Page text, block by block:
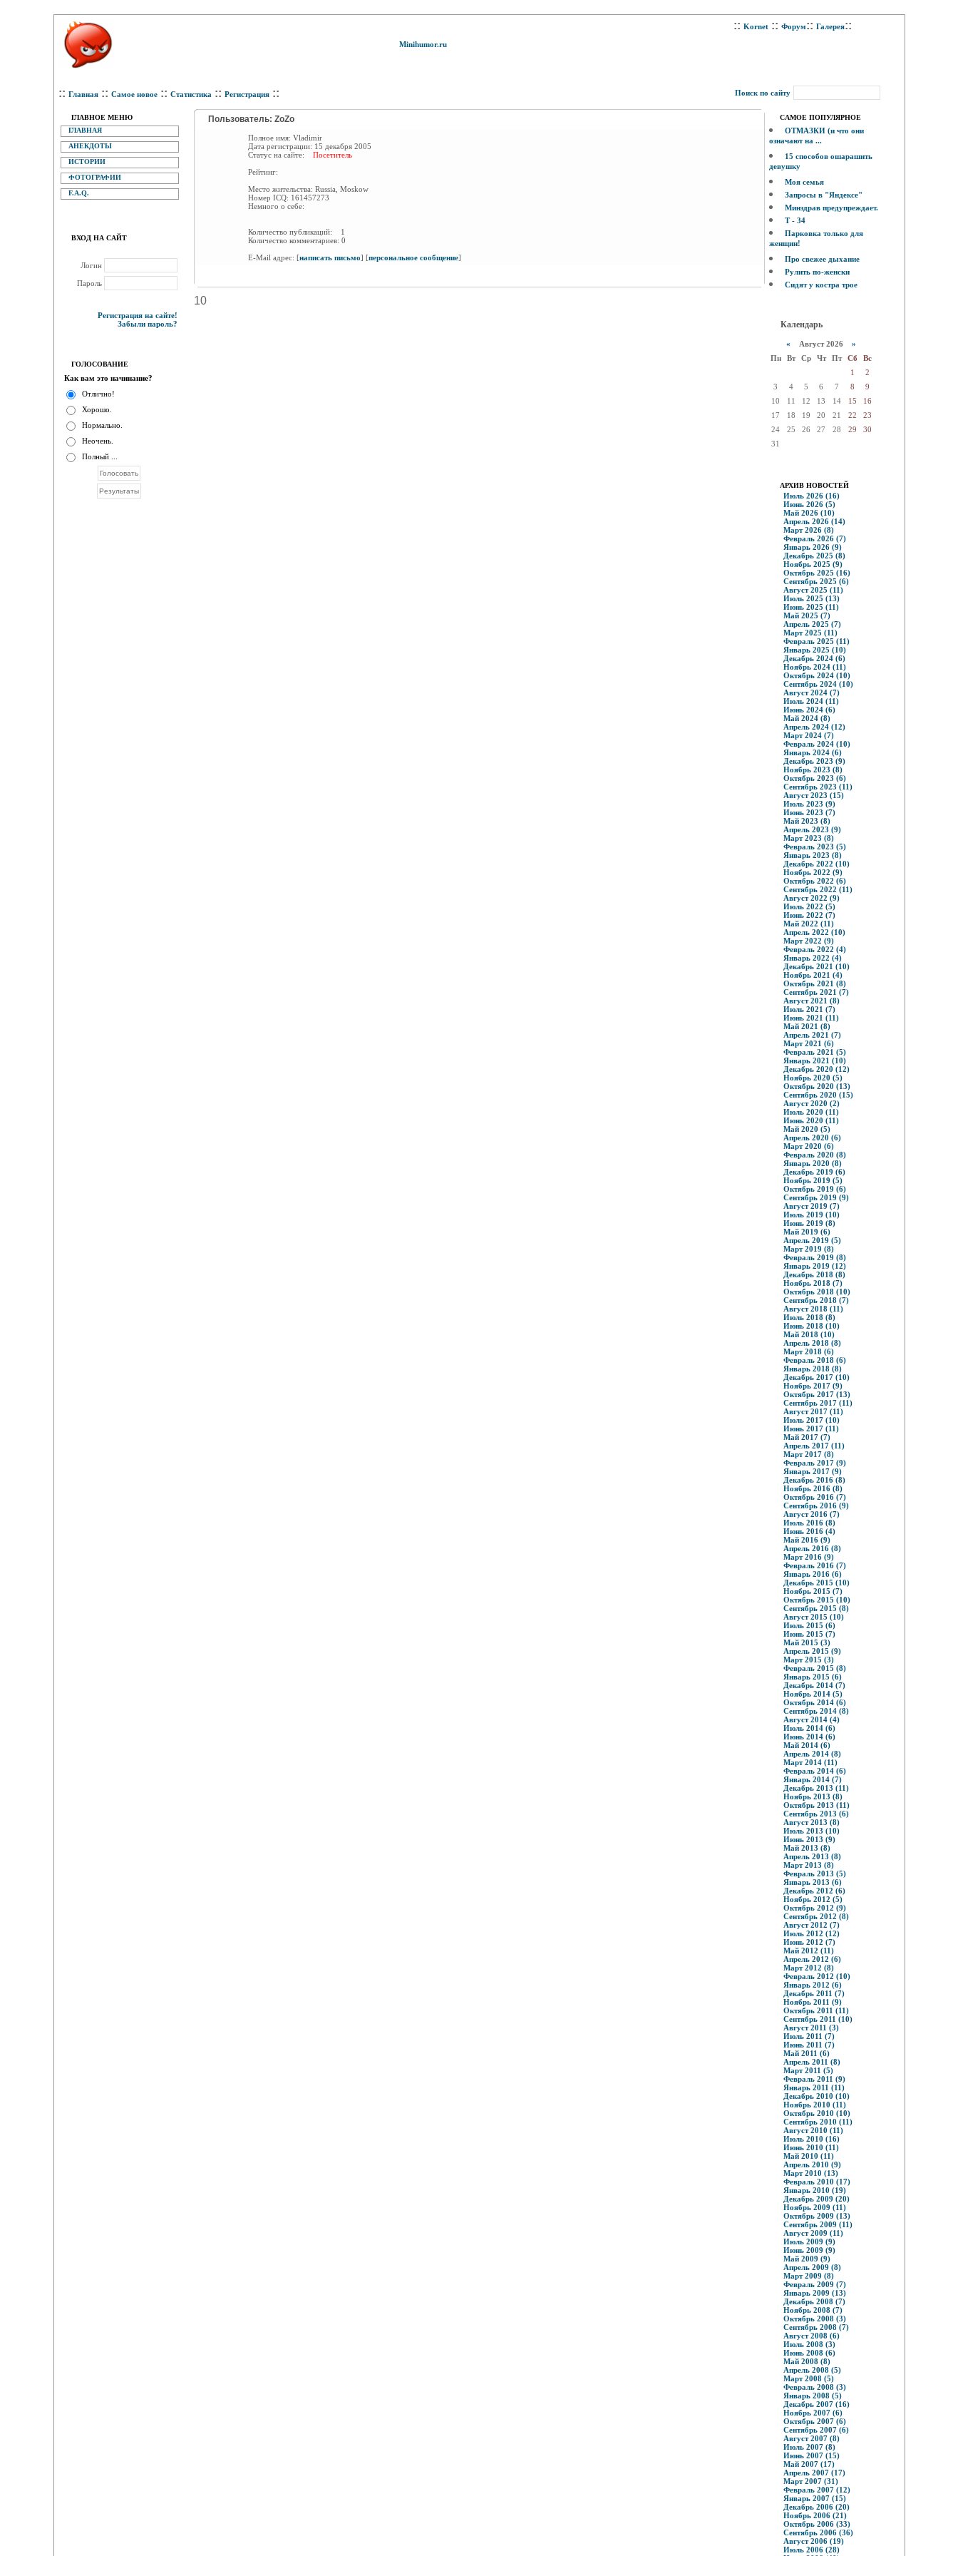
Minihumor.ru
:: Kornet :: Форум:: Галерея::
:: Главная :: Самое новое :: Статистика :: Регистрация :: Поиск по сайту
ГЛАВНОЕ МЕНЮ
ГЛАВНАЯ
АНЕКДОТЫ
ИСТОРИИ
ФОТОГРАФИИ
F.A.Q.
ВХОД НА САЙТ
Логин
Пароль
Регистрация на сайте!
Забыли пароль?
ГОЛОСОВАНИЕ
Как вам это начинание?
Отлично!
Хорошо.
Нормально.
Неочень.
Полный ...
Пользователь: ZoZo
Полное имя: Vladimir
Дата регистрации: 15 декабря 2005
Статус на сайте: Посетитель
Рейтинг:
Место жительства: Russia, Moskow
Номер ICQ: 161457273
Немного о себе:
Количество публикаций:
1
Количество комментариев: 0
E-Mail адрес: [написать письмо] [персональное сообщение]
10
САМОЕ ПОПУЛЯРНОЕ
ОТМАЗКИ (и что они
означают на ...
15 способов ошарашить
девушку
Моя семья
Запросы в "Яндексе"
Минздрав предупреждает.
Т - 34
Парковка только для
женщин!
Про свежее дыхание
Рулить по-женски
Сидят у костра трое
Календарь
« Август 2026 »
Пн
Вт Ср Чт Пт Сб
Вс
1
2
3
4 5 6 7 8
9
10
11 12 13 14 15
16
17
18 19 20 21 22
23
24
25 26 27 28 29
30
31
АРХИВ НОВОСТЕЙ
Июль 2026 (16)
Июнь 2026 (5)
Май 2026 (10)
Апрель 2026 (14)
Март 2026 (8)
Февраль 2026 (7)
Январь 2026 (9)
Декабрь 2025 (8)
Ноябрь 2025 (9)
Октябрь 2025 (16)
Сентябрь 2025 (6)
Август 2025 (11)
Июль 2025 (13)
Июнь 2025 (11)
Май 2025 (7)
Апрель 2025 (7)
Март 2025 (11)
Февраль 2025 (11)
Январь 2025 (10)
Декабрь 2024 (6)
Ноябрь 2024 (11)
Октябрь 2024 (10)
Сентябрь 2024 (10)
Август 2024 (7)
Июль 2024 (11)
Июнь 2024 (6)
Май 2024 (8)
Апрель 2024 (12)
Март 2024 (7)
Февраль 2024 (10)
Январь 2024 (6)
Декабрь 2023 (9)
Ноябрь 2023 (8)
Октябрь 2023 (6)
Сентябрь 2023 (11)
Август 2023 (15)
Июль 2023 (9)
Июнь 2023 (7)
Май 2023 (8)
Апрель 2023 (9)
Март 2023 (8)
Февраль 2023 (5)
Январь 2023 (8)
Декабрь 2022 (10)
Ноябрь 2022 (9)
Октябрь 2022 (6)
Сентябрь 2022 (11)
Август 2022 (9)
Июль 2022 (5)
Июнь 2022 (7)
Май 2022 (11)
Апрель 2022 (10)
Март 2022 (9)
Февраль 2022 (4)
Январь 2022 (4)
Декабрь 2021 (10)
Ноябрь 2021 (4)
Октябрь 2021 (8)
Сентябрь 2021 (7)
Август 2021 (8)
Июль 2021 (7)
Июнь 2021 (11)
Май 2021 (8)
Апрель 2021 (7)
Март 2021 (6)
Февраль 2021 (5)
Январь 2021 (10)
Декабрь 2020 (12)
Ноябрь 2020 (5)
Октябрь 2020 (13)
Сентябрь 2020 (15)
Август 2020 (2)
Июль 2020 (11)
Июнь 2020 (11)
Май 2020 (5)
Апрель 2020 (6)
Март 2020 (6)
Февраль 2020 (8)
Январь 2020 (8)
Декабрь 2019 (6)
Ноябрь 2019 (5)
Октябрь 2019 (6)
Сентябрь 2019 (9)
Август 2019 (7)
Июль 2019 (10)
Июнь 2019 (8)
Май 2019 (6)
Апрель 2019 (5)
Март 2019 (8)
Февраль 2019 (8)
Январь 2019 (12)
Декабрь 2018 (8)
Ноябрь 2018 (7)
Октябрь 2018 (10)
Сентябрь 2018 (7)
Август 2018 (11)
Июль 2018 (8)
Июнь 2018 (10)
Май 2018 (10)
Апрель 2018 (8)
Март 2018 (6)
Февраль 2018 (6)
Январь 2018 (8)
Декабрь 2017 (10)
Ноябрь 2017 (9)
Октябрь 2017 (13)
Сентябрь 2017 (11)
Август 2017 (11)
Июль 2017 (10)
Июнь 2017 (11)
Май 2017 (7)
Апрель 2017 (11)
Март 2017 (8)
Февраль 2017 (9)
Январь 2017 (9)
Декабрь 2016 (8)
Ноябрь 2016 (8)
Октябрь 2016 (7)
Сентябрь 2016 (9)
Август 2016 (7)
Июль 2016 (8)
Июнь 2016 (4)
Май 2016 (9)
Апрель 2016 (8)
Март 2016 (9)
Февраль 2016 (7)
Январь 2016 (6)
Декабрь 2015 (10)
Ноябрь 2015 (7)
Октябрь 2015 (10)
Сентябрь 2015 (8)
Август 2015 (10)
Июль 2015 (6)
Июнь 2015 (7)
Май 2015 (3)
Апрель 2015 (9)
Март 2015 (3)
Февраль 2015 (8)
Январь 2015 (6)
Декабрь 2014 (7)
Ноябрь 2014 (5)
Октябрь 2014 (6)
Сентябрь 2014 (8)
Август 2014 (4)
Июль 2014 (6)
Июнь 2014 (6)
Май 2014 (6)
Апрель 2014 (8)
Март 2014 (11)
Февраль 2014 (6)
Январь 2014 (7)
Декабрь 2013 (11)
Ноябрь 2013 (8)
Октябрь 2013 (11)
Сентябрь 2013 (6)
Август 2013 (8)
Июль 2013 (10)
Июнь 2013 (9)
Май 2013 (8)
Апрель 2013 (8)
Март 2013 (8)
Февраль 2013 (5)
Январь 2013 (6)
Декабрь 2012 (6)
Ноябрь 2012 (5)
Октябрь 2012 (9)
Сентябрь 2012 (8)
Август 2012 (7)
Июль 2012 (12)
Июнь 2012 (7)
Май 2012 (11)
Апрель 2012 (6)
Март 2012 (8)
Февраль 2012 (10)
Январь 2012 (6)
Декабрь 2011 (7)
Ноябрь 2011 (9)
Октябрь 2011 (11)
Сентябрь 2011 (10)
Август 2011 (3)
Июль 2011 (7)
Июнь 2011 (7)
Май 2011 (6)
Апрель 2011 (8)
Март 2011 (5)
Февраль 2011 (9)
Январь 2011 (11)
Декабрь 2010 (10)
Ноябрь 2010 (11)
Октябрь 2010 (10)
Сентябрь 2010 (11)
Август 2010 (11)
Июль 2010 (16)
Июнь 2010 (11)
Май 2010 (11)
Апрель 2010 (9)
Март 2010 (13)
Февраль 2010 (17)
Январь 2010 (19)
Декабрь 2009 (20)
Ноябрь 2009 (11)
Октябрь 2009 (13)
Сентябрь 2009 (11)
Август 2009 (11)
Июль 2009 (9)
Июнь 2009 (9)
Май 2009 (9)
Апрель 2009 (8)
Март 2009 (8)
Февраль 2009 (7)
Январь 2009 (13)
Декабрь 2008 (7)
Ноябрь 2008 (7)
Октябрь 2008 (3)
Сентябрь 2008 (7)
Август 2008 (6)
Июль 2008 (3)
Июнь 2008 (6)
Май 2008 (8)
Апрель 2008 (5)
Март 2008 (5)
Февраль 2008 (3)
Январь 2008 (5)
Декабрь 2007 (16)
Ноябрь 2007 (6)
Октябрь 2007 (6)
Сентябрь 2007 (6)
Август 2007 (8)
Июль 2007 (8)
Июнь 2007 (15)
Май 2007 (17)
Апрель 2007 (17)
Март 2007 (31)
Февраль 2007 (12)
Январь 2007 (15)
Декабрь 2006 (20)
Ноябрь 2006 (21)
Октябрь 2006 (33)
Сентябрь 2006 (36)
Август 2006 (19)
Июль 2006 (28)